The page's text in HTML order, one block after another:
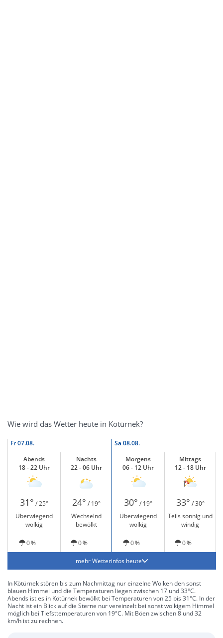
Wie wird das Wetter heute in Kötürnek?
Fr07.08. Sa 08.08.
Abends
18 - 22 Uhr
Nachts
22 - 06 Uhr
Morgens
06 - 12 Uhr
Mittags
12 - 18 Uhr
31° / 25° 24° / 19° 30° / 19° 33° / 30°
Überwiegend
wolkig
Wechselnd
bewölkt
Überwiegend
wolkig
Teils sonnig und
windig
0 % 0 % 0 % 0 %
mehr Wetterinfos heute
In Kötürnek stören bis zum Nachmittag nur einzelne Wolken den sonst
blauen Himmel und die Temperaturen liegen zwischen 17 und 33°C.
Abends ist es in Kötürnek bewölkt bei Temperaturen von 25 bis 31°C. In der
Nacht ist ein Blick auf die Sterne nur vereinzelt bei sonst wolkigem Himmel
möglich bei Tiefsttemperaturen von 19°C. Mit Böen zwischen 8 und 32
km/h ist zu rechnen.